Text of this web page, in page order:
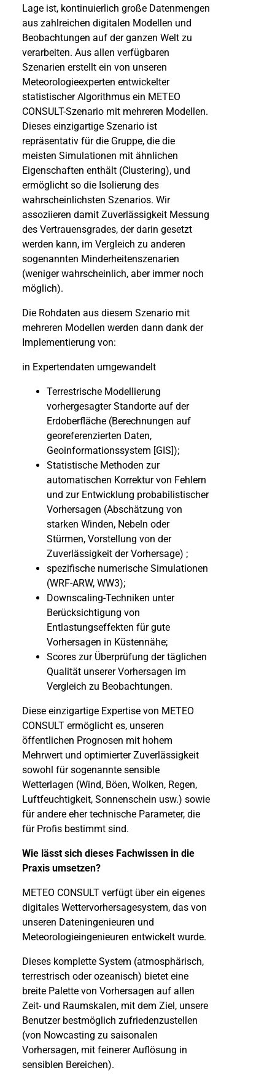
Lage ist, kontinuierlich große Datenmengen
aus zahlreichen digitalen Modellen und
Beobachtungen auf der ganzen Welt zu
verarbeiten. Aus allen verfügbaren
Szenarien erstellt ein von unseren
Meteorologieexperten entwickelter
statistischer Algorithmus ein METEO
CONSULT-Szenario mit mehreren Modellen.
Dieses einzigartige Szenario ist
repräsentativ für die Gruppe, die die
meisten Simulationen mit ähnlichen
Eigenschaften enthält (Clustering), und
ermöglicht so die Isolierung des
wahrscheinlichsten Szenarios. Wir
assoziieren damit Zuverlässigkeit Messung
des Vertrauensgrades, der darin gesetzt
werden kann, im Vergleich zu anderen
sogenannten Minderheitenszenarien
(weniger wahrscheinlich, aber immer noch
möglich).
Die Rohdaten aus diesem Szenario mit
mehreren Modellen werden dann dank der
Implementierung von:
in Expertendaten umgewandelt
Terrestrische Modellierung
vorhergesagter Standorte auf der
Erdoberfläche (Berechnungen auf
georeferenzierten Daten,
Geoinformationssystem [GIS]);
Statistische Methoden zur
automatischen Korrektur von Fehlern
und zur Entwicklung probabilistischer
Vorhersagen (Abschätzung von
starken Winden, Nebeln oder
Stürmen, Vorstellung von der
Zuverlässigkeit der Vorhersage) ;
spezifische numerische Simulationen
(WRF-ARW, WW3);
Downscaling-Techniken unter
Berücksichtigung von
Entlastungseffekten für gute
Vorhersagen in Küstennähe;
Scores zur Überprüfung der täglichen
Qualität unserer Vorhersagen im
Vergleich zu Beobachtungen.
Diese einzigartige Expertise von METEO
CONSULT ermöglicht es, unseren
öffentlichen Prognosen mit hohem
Mehrwert und optimierter Zuverlässigkeit
sowohl für sogenannte sensible
Wetterlagen (Wind, Böen, Wolken, Regen,
Luftfeuchtigkeit, Sonnenschein usw.) sowie
für andere eher technische Parameter, die
für Profis bestimmt sind.
Wie lässt sich dieses Fachwissen in die
Praxis umsetzen?
METEO CONSULT verfügt über ein eigenes
digitales Wettervorhersagesystem, das von
unseren Dateningenieuren und
Meteorologieingenieuren entwickelt wurde.
Dieses komplette System (atmosphärisch,
terrestrisch oder ozeanisch) bietet eine
breite Palette von Vorhersagen auf allen
Zeit- und Raumskalen, mit dem Ziel, unsere
Benutzer bestmöglich zufriedenzustellen
(von Nowcasting zu saisonalen
Vorhersagen, mit feinerer Auflösung in
sensiblen Bereichen).